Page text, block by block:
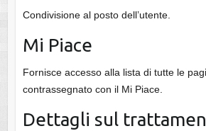
Condivisione al posto dell’utente.
Mi Piace
Fornisce accesso alla lista di tutte le
contrassegnato con il Mi Piace.
Dettagli sul